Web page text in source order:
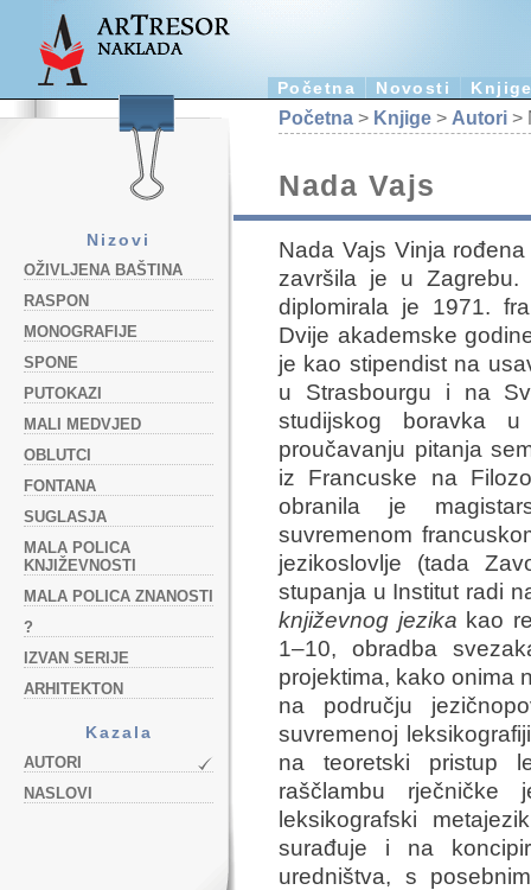
Početna Novosti
Nizovi
OŽIVLJENA BAŠTINA
RASPON
MONOGRAFIJE
SPONE
PUTOKAZI
MALI MEDVJED
OBLUTCI
FONTANA
SUGLASJA
MALA POLICA
KNJIŽEVNOSTI
MALA POLICA ZNANOSTI
?
IZVAN SERIJE
ARHITEKTON
Kazala
AUTORI
NASLOVI
Početna > Knjige > Autori >
Nada Vajs
Nada Vajs Vinja
završila je u Zagrebu.
diplomirala je 1971.
Dvije akademske
je kao stipendist na
u Strasbourgu i na
studijskog boravka
proučavanju pitanja
iz Francuske na
obranila je
suvremenom
jezikoslovlje (tada
stupanja u Institut radi
književnog jezika kao
1–10, obradba
projektima, kako onima
na području
suvremenoj
na teoretski pristup
raščlambu rječničke
leksikografski
surađuje i na
uredništva, s